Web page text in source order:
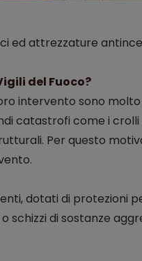
ed attrezzature
del Fuoco?
intervento sono
catastrofi come i
Per questo
dotati di protezioni
schizzi di sostanze